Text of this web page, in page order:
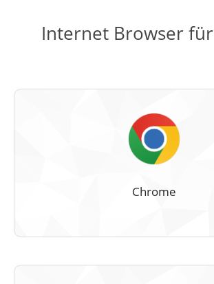
Internet Browser für
Chrome